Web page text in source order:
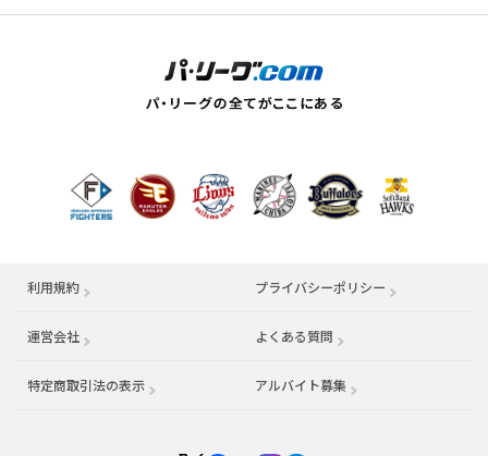
利用規約 プライバシーポリシー
運営会社 （別ウィンドウで開く） よくある質問
特定商取引法の表示 アルバイト募集 （別ウィンドウで開く